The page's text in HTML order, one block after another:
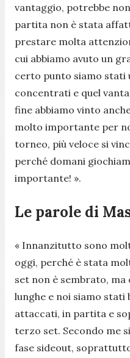
vantaggio, potrebbe
partita non è stata
prestare molta
cui abbiamo avuto un
certo punto siamo stati
concentrati e quel
fine abbiamo vinto
molto importante per
torneo, più veloce si
perché domani
importante! ».
Le parole di
« Innanzitutto sono
oggi, perché è stata
set non è sembrato,
lunghe e noi siamo
attaccati, in partita e
terzo set. Secondo me
fase sideout,